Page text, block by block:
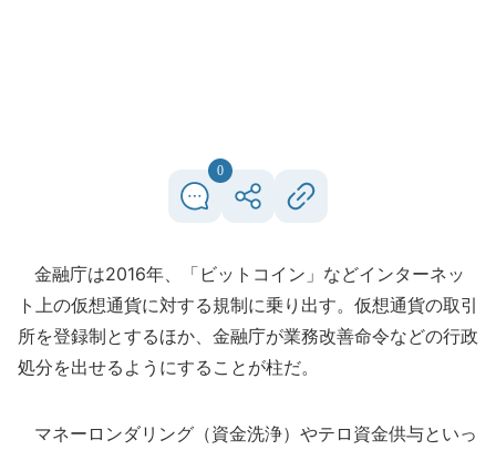
0
金融庁は2016年、「ビットコイン」などインターネッ
ト上の仮想通貨に対する規制に乗り出す。仮想通貨の取引
所を登録制とするほか、金融庁が業務改善命令などの行政
処分を出せるようにすることが柱だ。
マネーロンダリング（資金洗浄）やテロ資金供与といっ